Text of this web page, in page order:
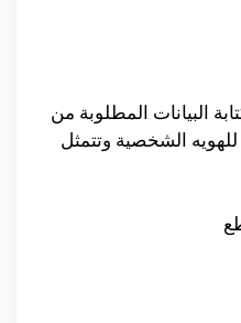
البيانات المطلوبة من
الشخصية وتتمثل